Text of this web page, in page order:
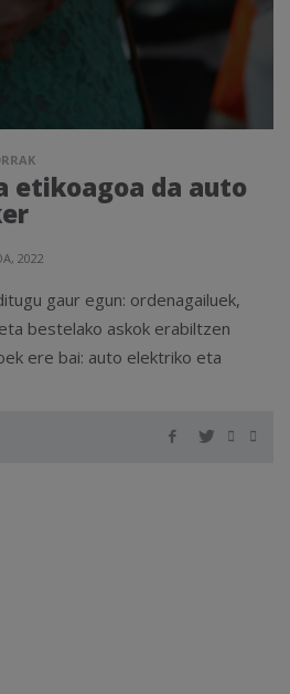
etikoagoa da auto
2022
gaur egun: ordenagailuek,
bestelako askok erabiltzen
ere bai: auto elektriko eta